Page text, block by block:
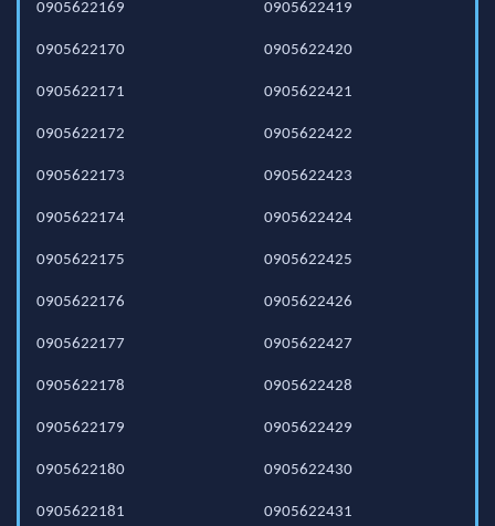
0905622169
0905622170
0905622171
0905622172
0905622173
0905622174
0905622175
0905622176
0905622177
0905622178
0905622179
0905622180
0905622181
0905622419
0905622420
0905622421
0905622422
0905622423
0905622424
0905622425
0905622426
0905622427
0905622428
0905622429
0905622430
0905622431